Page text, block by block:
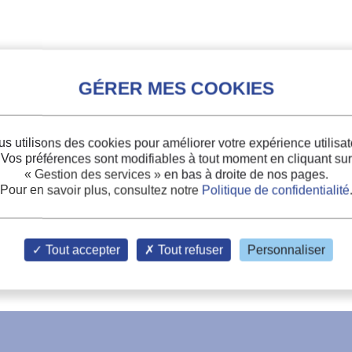
of a R290 room air conditioner under various
utilisons des cookies pour améliorer votre expérience
Vos préférences sont modifiables à tout moment en cliquant sur
« Gestion des services » en bas à droite de nos pages.
Pour en savoir plus, consultez notre Politique de confidentialité.
Tout accepter Tout refuser Personnaliser